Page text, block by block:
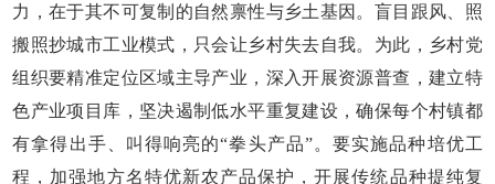
力，在于其不可复制的自然禀性与乡土基因。盲目跟风、照
搬照抄城市工业模式，只会让乡村失去自我。为此，乡村党
组织要精准定位区域主导产业，深入开展资源普查，建立特
色产业项目库，坚决遏制低水平重复建设，确保每个村镇都
有拿得出手、叫得响亮的“拳头产品”。要实施品种培优工
程，加强地方名特优新农产品保护，开展传统品种提纯复